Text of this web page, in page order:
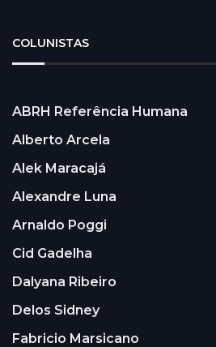
COLUNISTAS
ABRH Referência Humana
Alberto Arcela
Alek Maracajá
Alexandre Luna
Arnaldo Poggi
Cid Gadelha
Dalyana Ribeiro
Delos Sidney
Fabricio Marsicano